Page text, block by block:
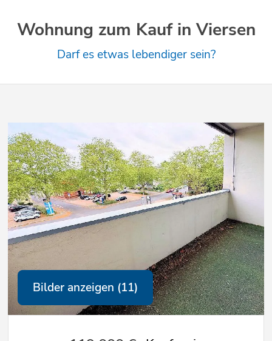
Wohnung zum Kauf in Viersen
Darf es etwas lebendiger sein?
Bilder anzeigen (11)